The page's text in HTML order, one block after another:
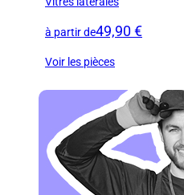
à partir de49,90 €
Voir les pièces